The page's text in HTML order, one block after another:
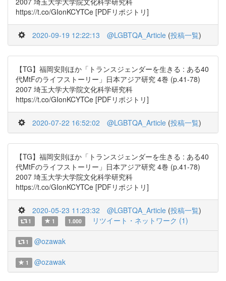
https://t.co/GIonKCYTCe [PDFリポジトリ]
2020-09-19 12:22:13 @LGBTQA_Article (投稿一覧)
【TG】福岡安則ほか「トランスジェンダーを生きる : ある40
代MtFのライフストーリー」日本アジア研究 4巻 (p.41-78)
2007 埼玉大学大学院文化科学研究科
https://t.co/GIonKCYTCe [PDFリポジトリ]
2020-07-22 16:52:02 @LGBTQA_Article (投稿一覧)
【TG】福岡安則ほか「トランスジェンダーを生きる : ある40
代MtFのライフストーリー」日本アジア研究 4巻 (p.41-78)
2007 埼玉大学大学院文化科学研究科
https://t.co/GIonKCYTCe [PDFリポジトリ]
2020-05-23 11:23:32 @LGBTQA_Article (投稿一覧)
1 1 1.000 リツイート・ネットワーク (1)
1 @ozawak
1 @ozawak